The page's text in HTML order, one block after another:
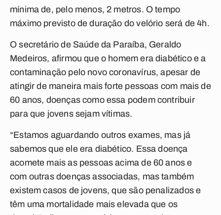
mínima de, pelo menos, 2 metros. O tempo
máximo previsto de duração do velório será de 4h.
O secretário de Saúde da Paraíba, Geraldo
Medeiros, afirmou que o homem era diabético e a
contaminação pelo novo coronavírus, apesar de
atingir de maneira mais forte pessoas com mais de
60 anos, doenças como essa podem contribuir
para que jovens sejam vítimas.
“Estamos aguardando outros exames, mas já
sabemos que ele era diabético. Essa doença
acomete mais as pessoas acima de 60 anos e
com outras doenças associadas, mas também
existem casos de jovens, que são penalizados e
têm uma mortalidade mais elevada que os